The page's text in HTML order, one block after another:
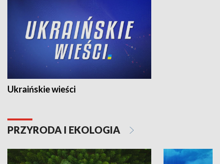
Ukraińskie wieści
PRZYRODA I EKOLOGIA